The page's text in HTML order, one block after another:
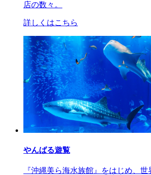
店の数々。
詳しくはこちら
やんばる遊覧
『沖縄美ら海水族館』をはじめ、